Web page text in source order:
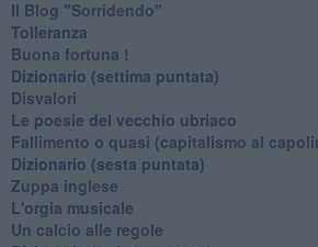
Il Blog "Sorridendo"
Tolleranza
Buona fortuna !
​Dizionario (settima puntata)
Disvalori
Le poesie del vecchio ubriaco
Fallimento o quasi (capitalismo al
Dizionario (sesta puntata)
Zuppa inglese
L'orgia musicale
Un calcio alle regole